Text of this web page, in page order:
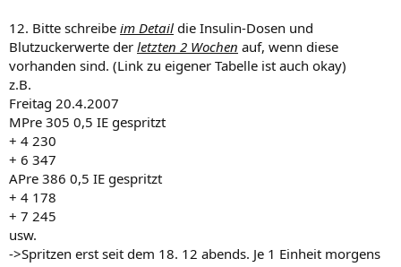
12. Bitte schreibe im Detail die Insulin-Dosen und
Blutzuckerwerte der letzten 2 Wochen auf, wenn diese
vorhanden sind. (Link zu eigener Tabelle ist auch okay)
z.B.
Freitag 20.4.2007
MPre 305 0,5 IE gespritzt
+ 4 230
+ 6 347
APre 386 0,5 IE gespritzt
+ 4 178
+ 7 245
usw.
->Spritzen erst seit dem 18. 12 abends. Je 1 Einheit morgens